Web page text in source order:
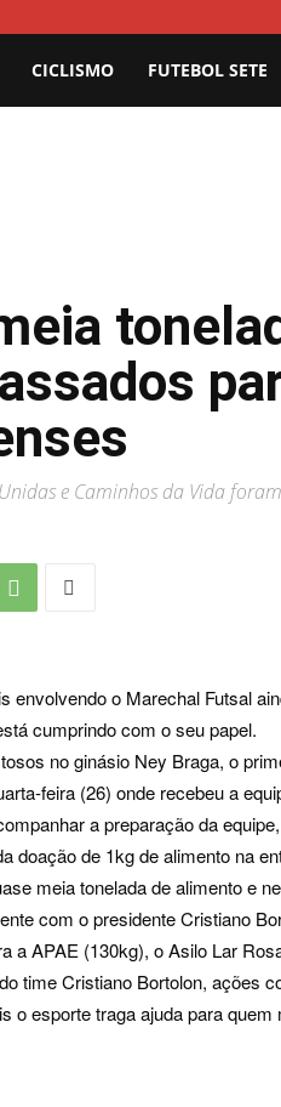
Promove
CICLISMO FUTEBOL SETE
Unidas e Caminhos da Vida
envolvendo o Marechal Futsal
cumprindo com o seu papel.
no ginásio Ney Braga, o
feira (26) onde recebeu a
a preparação da
doação de 1kg de alimento na
meia tonelada de alimento e
com o presidente Cristiano
a APAE (130kg), o Asilo Lar
time Cristiano Bortolon, ações
o esporte traga ajuda para quem